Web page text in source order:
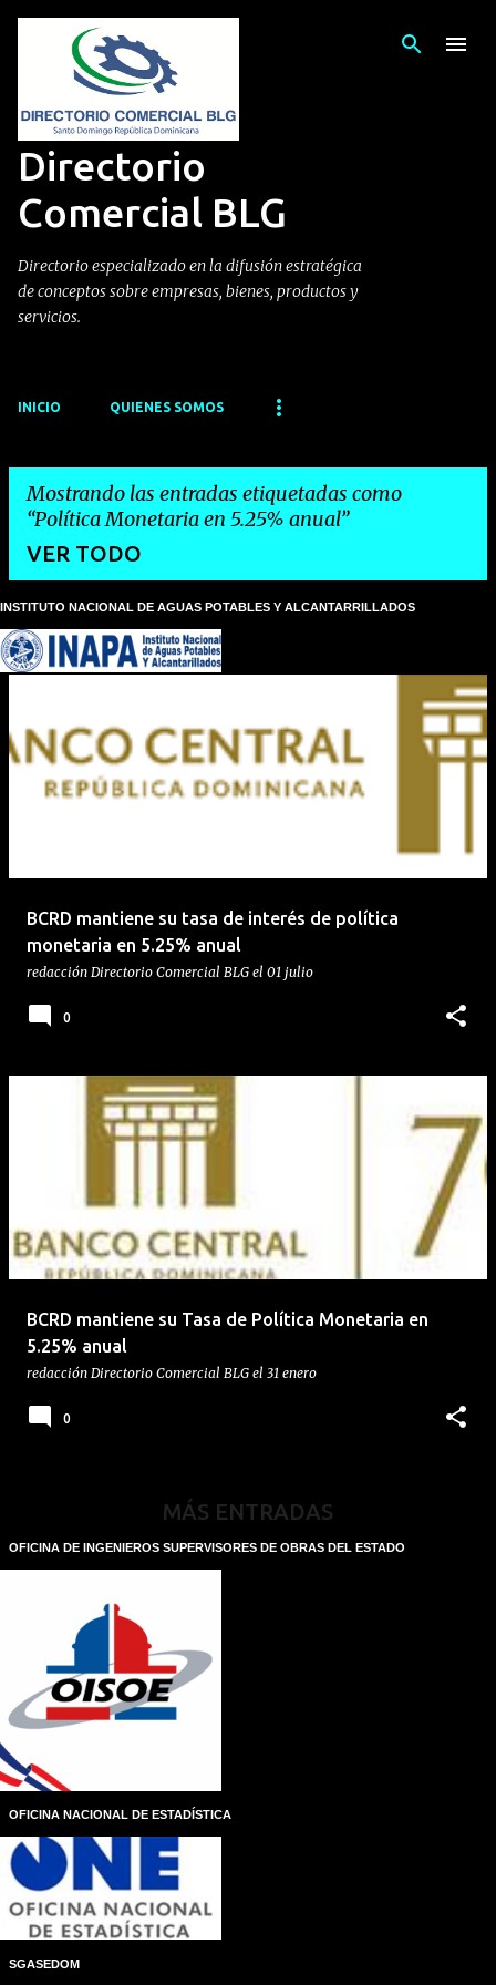
Directorio
Comercial BLG
Directorio especializado en la difusión estratégica
de conceptos sobre empresas, bienes, productos y
servicios.
INICIO QUIENES SOMOS
Mostrando las entradas etiquetadas como
Política Monetaria en 5.25% anual
VER TODO
n
t
r
INSTITUTO NACIONAL DE AGUAS POTABLES Y ALCANTARRILLADOS
BCRD mantiene su tasa de interés de política
monetaria en 5.25% anual
redacción Directorio Comercial BLG el 01 julio
0
BCRD mantiene su Tasa de Política Monetaria en
5.25% anual
redacción Directorio Comercial BLG el 31 enero
0
MÁS ENTRADAS
OFICINA DE INGENIEROS SUPERVISORES DE OBRAS DEL ESTADO
OFICINA NACIONAL DE ESTADÍSTICA
SGASEDOM